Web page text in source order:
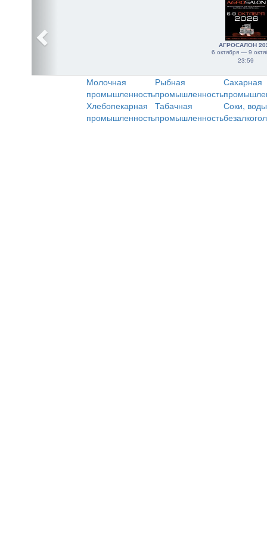
АГРОСАЛОН
6 октября — 9
23:59
Молочная
промышленность
Рыбная
промышленность
Сахарная
Хлебопекарная
промышленность
Табачная
промышленность
Соки,